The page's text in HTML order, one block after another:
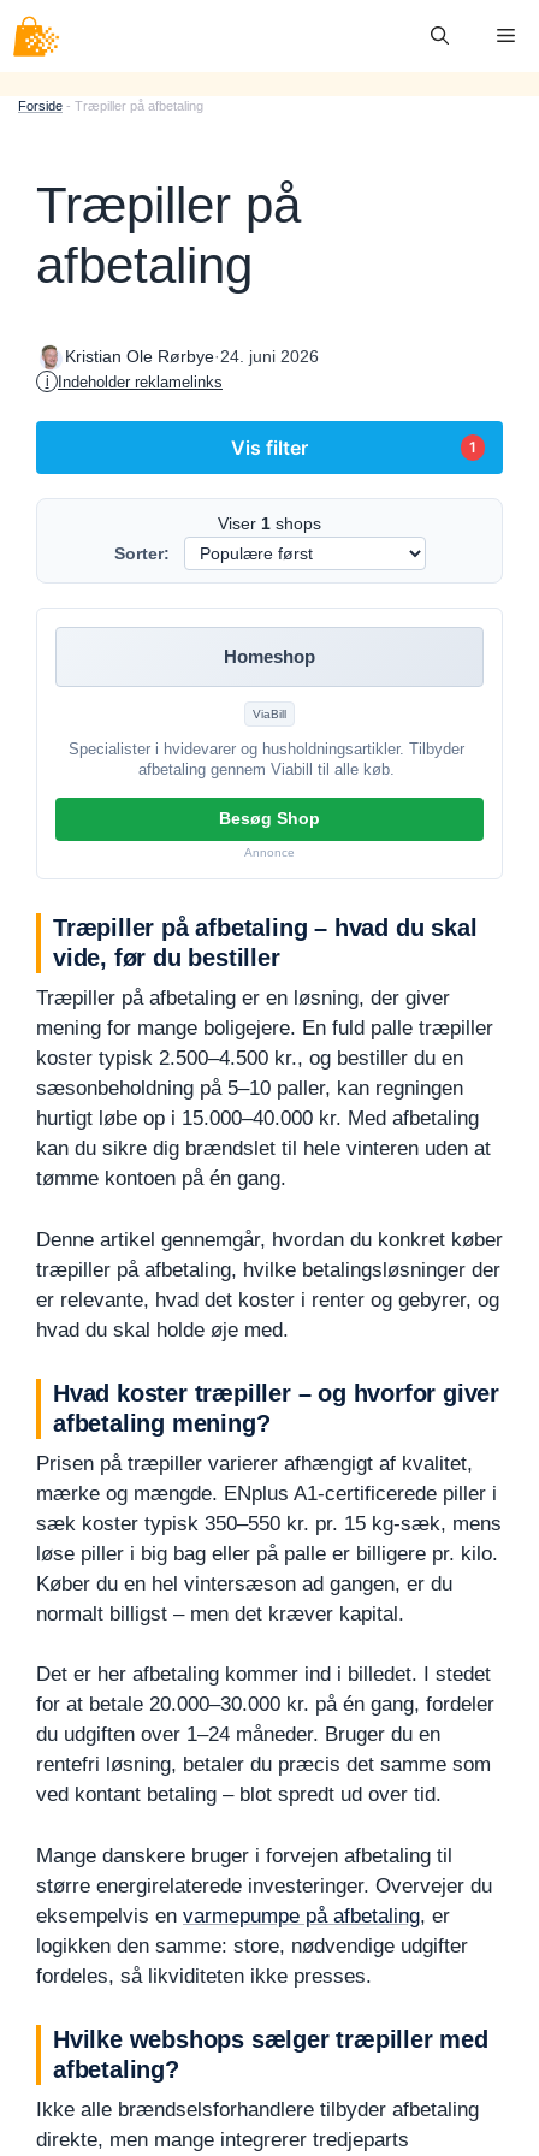
Hop
til
Forside - Træpiller på afbetaling
Træpiller på
afbetaling
Kristian Ole Rørbye·24. juni 2026
i Indeholder reklamelinks
Vis filter 1
Viser 1 shops
Sorter:
Homeshop
ViaBill
Specialister i hvidevarer og husholdningsartikler. Tilbyder
afbetaling gennem Viabill til alle køb.
Besøg Shop
Annonce
Træpiller på afbetaling – hvad du skal
vide, før du bestiller
Træpiller på afbetaling er en løsning, der giver
mening for mange boligejere. En fuld palle træpiller
koster typisk 2.500–4.500 kr., og bestiller du en
sæsonbeholdning på 5–10 paller, kan regningen
hurtigt løbe op i 15.000–40.000 kr. Med afbetaling
kan du sikre dig brændslet til hele vinteren uden at
tømme kontoen på én gang.
Denne artikel gennemgår, hvordan du konkret køber
træpiller på afbetaling, hvilke betalingsløsninger der
er relevante, hvad det koster i renter og gebyrer, og
hvad du skal holde øje med.
Hvad koster træpiller – og hvorfor giver
afbetaling mening?
Prisen på træpiller varierer afhængigt af kvalitet,
mærke og mængde. ENplus A1-certificerede piller i
sæk koster typisk 350–550 kr. pr. 15 kg-sæk, mens
løse piller i big bag eller på palle er billigere pr. kilo.
Køber du en hel vintersæson ad gangen, er du
normalt billigst – men det kræver kapital.
Det er her afbetaling kommer ind i billedet. I stedet
for at betale 20.000–30.000 kr. på én gang, fordeler
du udgiften over 1–24 måneder. Bruger du en
rentefri løsning, betaler du præcis det samme som
ved kontant betaling – blot spredt ud over tid.
Mange danskere bruger i forvejen afbetaling til
større energirelaterede investeringer. Overvejer du
eksempelvis en varmepumpe på afbetaling, er
logikken den samme: store, nødvendige udgifter
fordeles, så likviditeten ikke presses.
Hvilke webshops sælger træpiller med
afbetaling?
Ikke alle brændselsforhandlere tilbyder afbetaling
direkte, men mange integrerer tredjeparts